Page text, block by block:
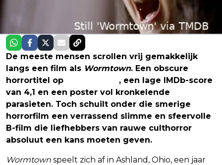
De meeste mensen scrollen vrij gemakkelijk
langs een film als Wormtown. Een obscure
horrortitel op
, een lage IMDb-score
van 4,1 en een poster vol kronkelende
parasieten. Toch schuilt onder die smerige
horrorfilm een verrassend slimme en sfeervolle
B-film die liefhebbers van rauwe culthorror
absoluut een kans moeten geven.
Wormtown speelt zich af in Ashland, Ohio, een jaar